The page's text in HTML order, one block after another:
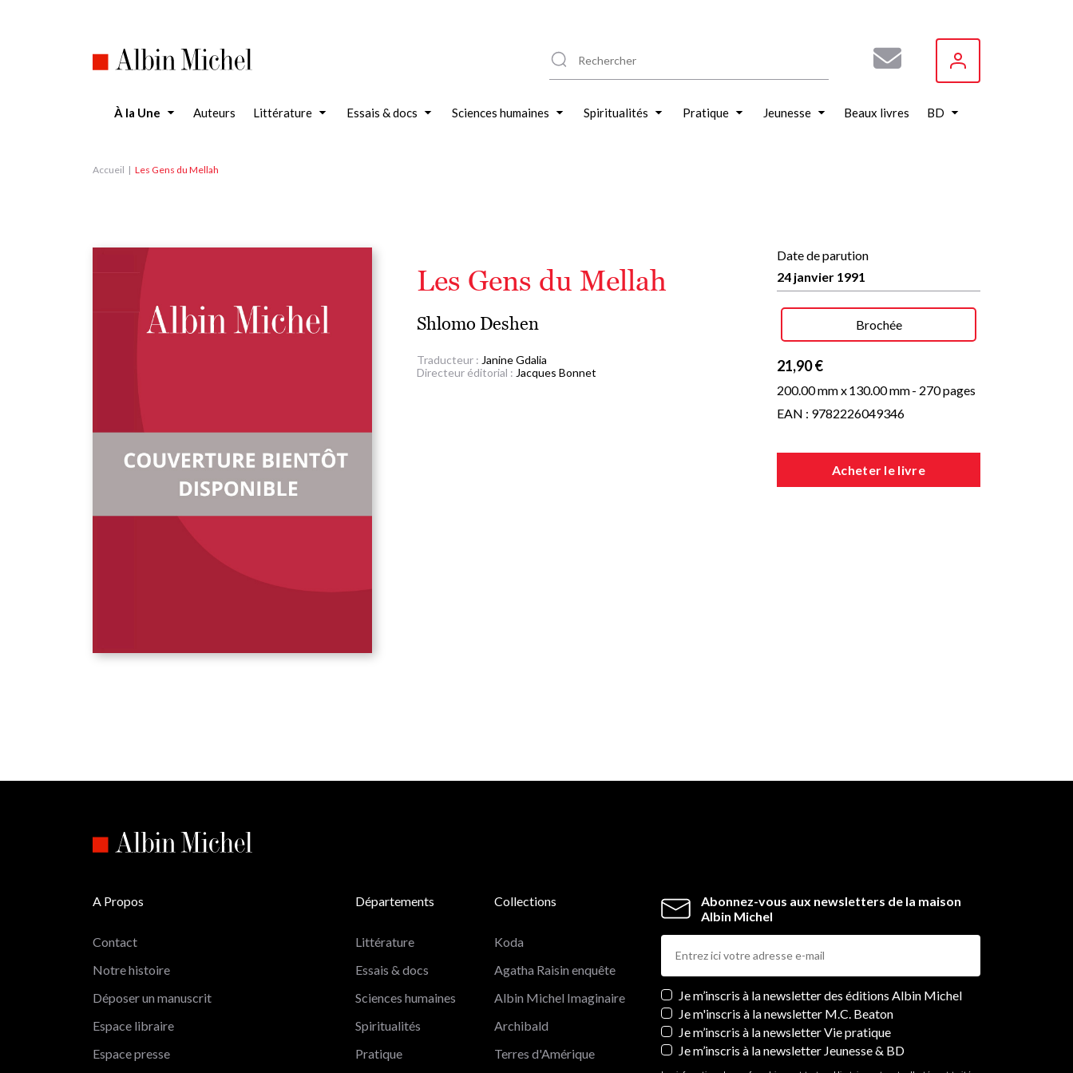
À la Une Auteurs Littérature Essais & docs Sciences humaines Spiritualités Pratique Jeunesse Beaux livres BD
Accueil Les Gens du Mellah
Les Gens du Mellah
Shlomo Deshen
Traducteur : Janine Gdalia
Directeur éditorial : Jacques Bonnet
Date de parution
24 janvier 1991
Brochée
21,90 €
200.00 mm x130.00 mm- 270 pages
EAN : 9782226049346
Acheter le livre
Abonnez-vous aux newsletters de la maison
Albin Michel
Newsletters
Je m’inscris à la newsletter des éditions Albin Michel
Je m'inscris à la newsletter M.C. Beaton
Je m’inscris à la newsletter Vie pratique
Je m’inscris à la newsletter Jeunesse & BD
A Propos
Contact
Notre histoire
Déposer un manuscrit
Espace libraire
Espace presse
Départements
Littérature
Essais & docs
Sciences humaines
Spiritualités
Pratique
Collections
Koda
Agatha Raisin enquête
Albin Michel Imaginaire
Archibald
Terres d'Amérique